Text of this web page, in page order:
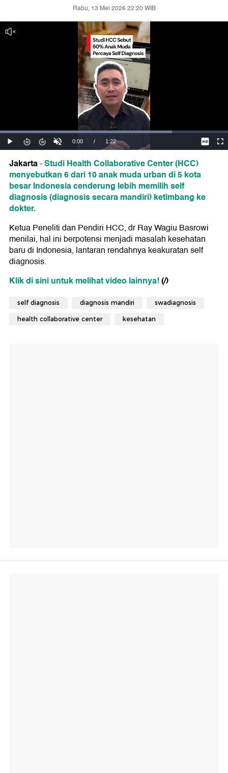
Rabu, 13 Mei 2026 22:20 WIB
Jakarta-Studi Health Collaborative Center (HCC)
menyebutkan 6 dari 10 anak muda urban di 5 kota
besar Indonesia cenderung lebih memilih self
diagnosis (diagnosis secara mandiri) ketimbang ke
dokter.
Ketua Peneliti dan Pendiri HCC, dr Ray Wagiu Basrowi
menilai, hal ini berpotensi menjadi masalah kesehatan
baru di Indonesia, lantaran rendahnya keakuratan self
diagnosis.
Klik di sini untuk melihat video lainnya!(/)
self diagnosis diagnosis mandiri swadiagnosis
health collaborative center kesehatan